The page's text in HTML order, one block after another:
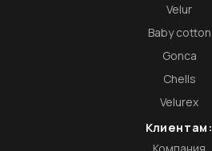
Velur
Baby cotton
Gonca
Chells
Velurex
Клиентам: